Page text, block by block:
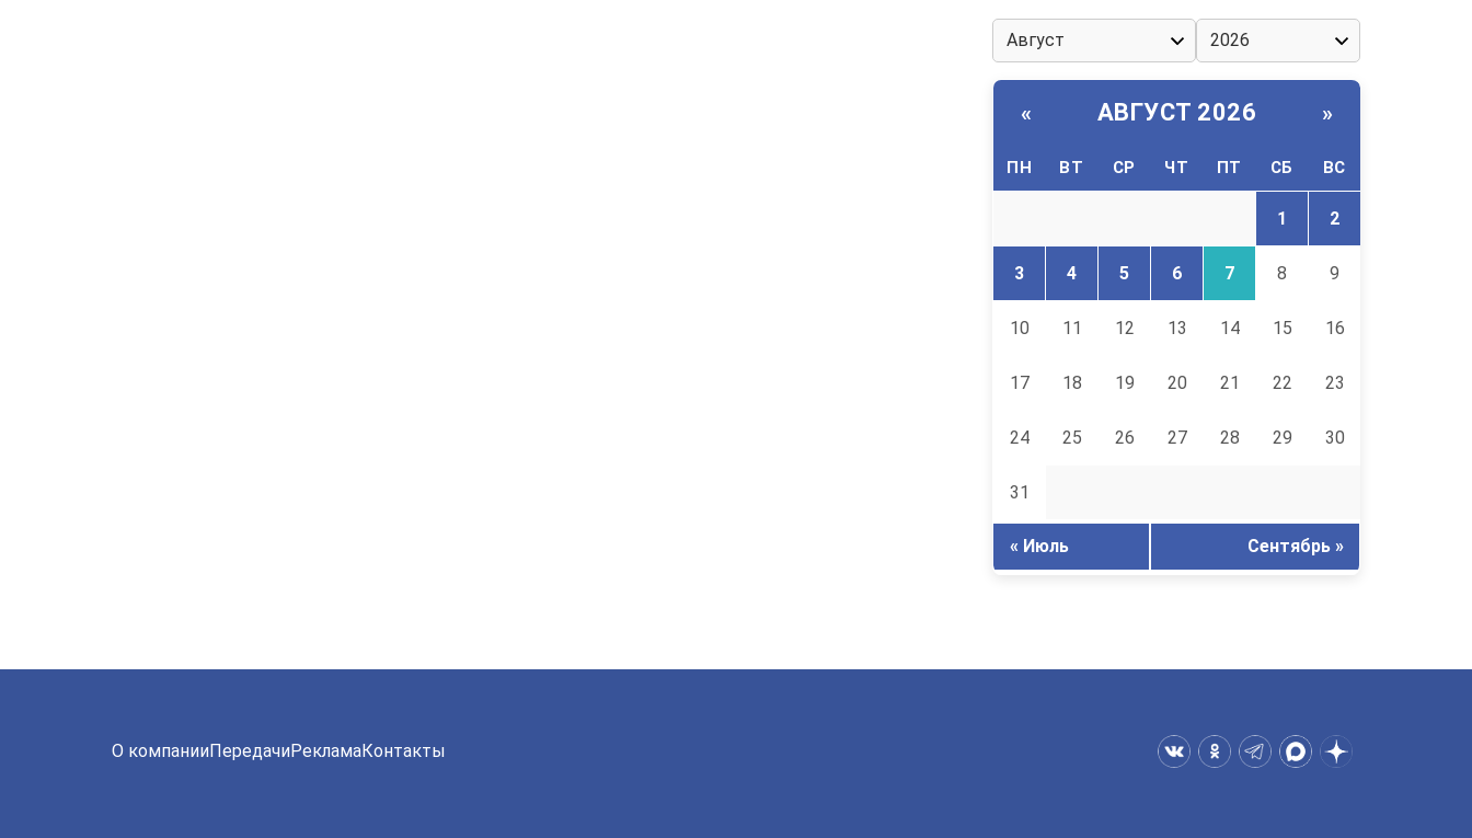
« АВГУСТ 2026 »
ПН ВТ СР ЧТ ПТ СБ ВС
1 2
3 4 5 6 7 8 9
10 11 12 13 14 15 16
17 18 19 20 21 22 23
24 25 26 27 28 29 30
31
« Июль Сентябрь »
О компанииПередачиРекламаКонтакты